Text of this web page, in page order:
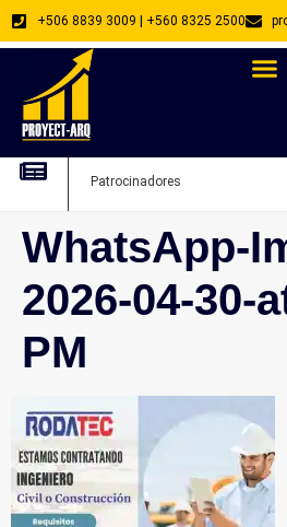
+506 8839 3009 | +560 8325 2500
Patrocinadores
WhatsApp-
2026-04-30-
PM